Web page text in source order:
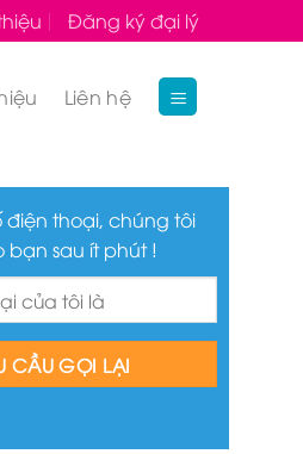
Đăng ký đại lý
Liên hệ
điện thoại, chúng tôi
bạn sau ít phút !